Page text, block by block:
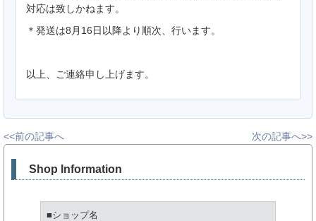
対応は致しかねます。
＊発送は8月16日以降より順次、行います。
以上、ご連絡申し上げます。
<<前の記事へ 次の記事へ>>
Shop Information
■ショップ名